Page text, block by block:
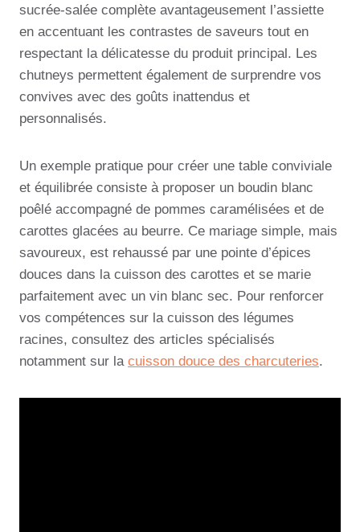
sucrée-salée complète avantageusement l’assiette
en accentuant les contrastes de saveurs tout en
respectant la délicatesse du produit principal. Les
chutneys permettent également de surprendre vos
convives avec des goûts inattendus et
personnalisés.
Un exemple pratique pour créer une table conviviale
et équilibrée consiste à proposer un boudin blanc
poêlé accompagné de pommes caramélisées et de
carottes glacées au beurre. Ce mariage simple, mais
savoureux, est rehaussé par une pointe d’épices
douces dans la cuisson des carottes et se marie
parfaitement avec un vin blanc sec. Pour renforcer
vos compétences sur la cuisson des légumes
racines, consultez des articles spécialisés
notamment sur la cuisson douce des charcuteries.